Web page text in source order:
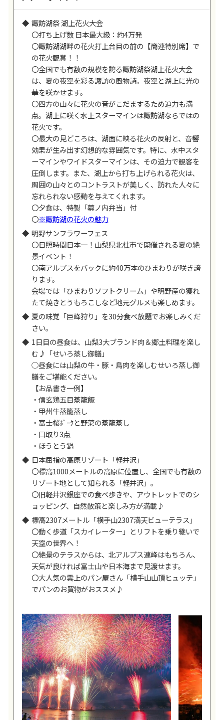
諏訪湖祭 湖上花火大会
〇打ち上げ数 日本最大級：約4万発
〇諏訪湖湖畔の花火打上台目の前の【商連特別席】で
の花火観賞！！
〇全国でも有数の規模を誇る諏訪湖祭湖上花火大会
は、夏の夜空を彩る諏訪の風物詩。夜空と湖上に光の
華を咲かせます。
〇四方の山々に花火の音がこだまするため迫力も満
点。湖上に咲く水上スターマインは諏訪湖ならではの
花火です。
〇最大の見どころは、湖面に映る花火の反射と、音響
効果が生み出す幻想的な雰囲気です。特に、水中スタ
ーマインやワイドスターマインは、その迫力で観客を
圧倒します。また、湖上から打ち上げられる花火は、
周囲の山々とのコントラストが美しく、訪れた人々に
忘れられない感動を与えてくれます。
〇夕食は、特製「幕ノ内弁当」付
〇※諏訪湖の花火の魅力
明野サンフラワーフェス
〇日照時間日本一！山梨県北杜市で開催される夏の絶
景イベント！
〇南アルプスをバックに約40万本のひまわりが咲き誇
ります。
会場では「ひまわりソフトクリーム」や明野産の獲れ
たて焼きとうもろこしなど地元グルメも楽しめます。
夏の味覚「巨峰狩り」を30分食べ放題でお楽しみくだ
さい。
1日目の昼食は、山梨3大ブランド肉＆郷土料理を楽し
む♪「せいろ蒸し御膳」
○昼食には山梨の牛・豚・鳥肉を楽しむせいろ蒸し御
膳をご堪能ください。
【お品書き一例】
・信玄鶏五目蒸籠飯
・甲州牛蒸籠蒸し
・富士桜ﾎﾟｰｸと野菜の蒸籠蒸し
・口取り3点
・ほうとう鍋
日本屈指の高原リゾート「軽井沢」
〇標高1000メートルの高原に位置し、全国でも有数の
リゾート地として知られる「軽井沢」。
〇旧軽井沢銀座での食べ歩きや、アウトレットでのシ
ョッピング、自然散策と楽しみ方が満載♪
標高2307メートル「横手山2307満天ビューテラス」
〇動く歩道「スカイレーター」とリフトを乗り継いで
天空の世界へ！
〇絶景のテラスからは、北アルプス連峰はもちろん、
天気が良ければ富士山や日本海まで見渡せます。
〇大人気の雲上のパン屋さん「横手山山頂ヒュッテ」
でパンのお買物がおススメ♪